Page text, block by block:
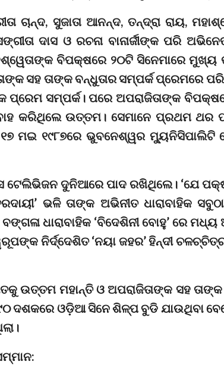
ଚାନ୍ଦ, ସୁଜାତା ଆନନ୍ଦ, ତନ୍ଦ୍ରା ରାୟ,
ସଙ୍ଗୀତା ଦାସ ଓ ରଚନା ବାନାର୍ଜୀଙ୍କ ପରି
ବିପକ୍ଷରେ ୨୦ଟି ସିନେମାରେ
ସହ ତାଙ୍କ ବନ୍ଧୁତାର ସମ୍ପର୍କ ପ୍ରେମରେ
ପ୍ରେମ ସମ୍ପର୍କ। ପରେ ଅପରାଜିତାଙ୍କ
କରିଥିଲେ ଉତ୍ତମ। ସେମାନେ ପ୍ରଥମ ଥର
ମଇ ୧୯୮୭ରେ ଭୁବନେଶ୍ୱର ମ୍ୟୁନିସିପାଲିଟି
ଟେଲିଭିଜନ ଦୁନିଆରେ ପାଦ ରଖିଥିଲେ। ‘ଯେ ପକ୍ଷୀ
ଭଳି ତାଙ୍କ ଅଭିନୀତ ଧାରାବାହିକ
ବଙ୍ଗଳା ଧାରାବାହିକ ‘ବିଦେଶିନୀ ବୋହୁ’ ରେ
ନିର୍ଦ୍ଦେଶିତ ‘ନୟା ଜହର’ ହିନ୍ଦୀ
ଉତ୍ତମ ମହାନ୍ତି ଓ ଅପରାଜିତାଙ୍କ ସହ
ଦଶକରେ ଓଡ଼ିଆ ସିନେ ଶିଳ୍ପ ବୁଡି ଯାଉଥିବା